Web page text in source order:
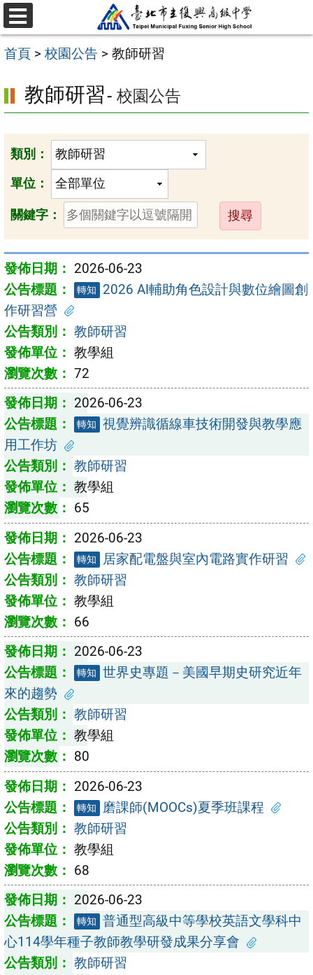
跳
至
主
內
容
區
選
單
首頁 > 校園公告 > 教師研習
教師研習- 校園公告
類別：
單位：
關鍵字：
送
出
2026-06-23
轉知
2026 AI輔助角色設計與數位繪圖創
作研習營
教師研習
教學組
72
2026-06-23
轉知 視覺辨識循線車技術開發與教學應
用工作坊
教師研習
教學組
65
2026-06-23
轉知
居家配電盤與室內電路實作研習
教師研習
教學組
66
2026-06-23
轉知 世界史專題－美國早期史研究近年
來的趨勢
教師研習
教學組
80
2026-06-23
轉知
磨課師(MOOCs)夏季班課程
教師研習
教學組
68
2026-06-23
轉知 普通型高級中等學校英語文學科中
心114學年種子教師教學研發成果分享會
教師研習